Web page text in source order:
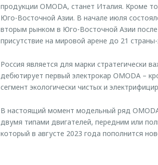
продукции OMODA, станет Италия. Кроме
Юго-Восточной Азии. В начале июля
вторым рынком в Юго-Восточной Азии
присутствие на мировой арене до 21 страны-
Россия является для марки стратегически
дебютирует первый электрокар OMODA –
сегмент экологически чистых и
В настоящий момент модельный ряд
двумя типами двигателей, передним или
который в августе 2023 года пополнится